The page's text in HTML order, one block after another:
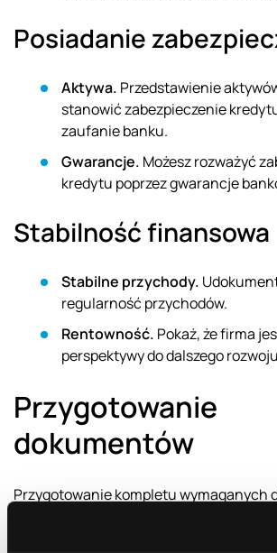
Posiadanie
Aktywa. Przedstawienie
stanowić zabezpieczenie
zaufanie banku.
Gwarancje. Możesz rozważyć
kredytu poprzez gwarancje
Stabilność finansowa
Stabilne przychody.
regularność przychodów.
Rentowność. Pokaż, że firma
perspektywy do dalszego rozwoju
Przygotowanie
dokumentów
Przygotowanie kompletu wymaganych